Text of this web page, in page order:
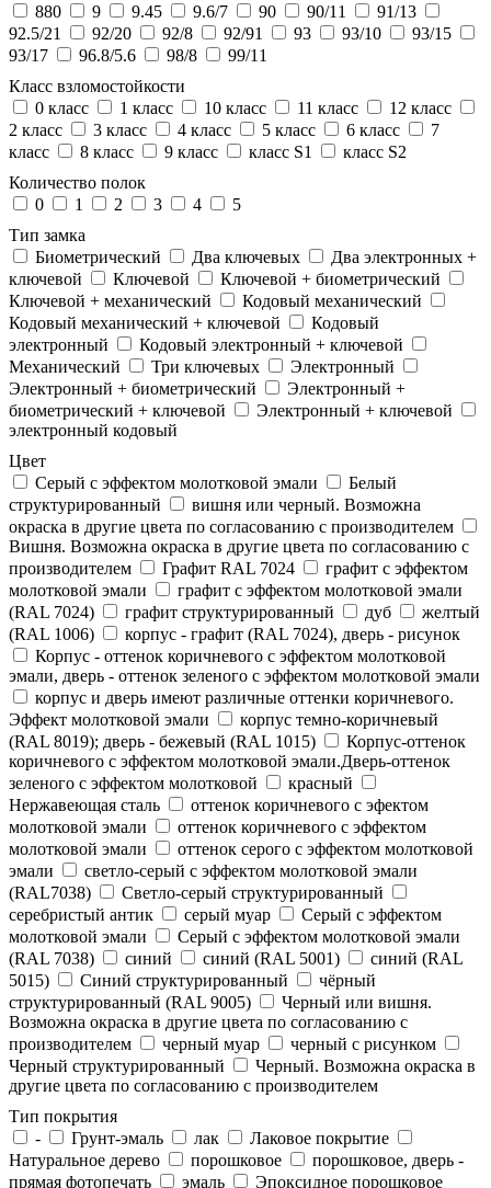
880
9 9.45 9.6/7 90 90/11
91/13
92.5/21
92/20 92/8 92/91 93 93/10
93/15
93/17
96.8/5.6 98/8
99/11
Класс взломостойкости
0 класс
1 класс 10 класс 11 класс
12 класс
2 класс
3 класс 4 класс 5 класс 6 класс
7
класс
8 класс 9 класс класс S1
класс S2
Количество полок
0
1 2 3 4
5
Тип замка
Биометрический
Два ключевых
Два электронныx +
ключевой
Ключевой
Ключевой + биометрический
Ключевой + механический
Кодовый механический
Кодовый механический + ключевой
Кодовый
электронный
Кодовый электронный + ключевой
Механический
Три ключевых
Электронный
Электронный + биометрический
Электронный +
биометрический + ключевой
Электронный + ключевой
электронный кодовый
Цвет
Cерый с эффектом молотковой эмали
Белый
структурированный
вишня или черный. Возможна
окраска в другие цвета по согласованию с производителем
Вишня. Возможна окраска в другие цвета по согласованию с
производителем
Графит RAL 7024
графит с эффектом
молотковой эмали
графит с эффектом молотковой эмали
(RAL 7024)
графит структурированный дуб
желтый
(RAL 1006)
корпус - графит (RAL 7024), дверь - рисунок
Корпус - оттенок коричневого с эффектом молотковой
эмали, дверь - оттенок зеленого с эффектом молотковой эмали
корпус и дверь имеют различные оттенки коричневого.
Эффект молотковой эмали
корпус темно-коричневый
(RAL 8019); дверь - бежевый (RAL 1015)
Корпус-оттенок
коричневого с эффектом молотковой эмали.Дверь-оттенок
зеленого с эффектом молотковой
красный
Нержавеющая сталь
оттенок коричневого с эфектом
молотковой эмали
оттенок коричневого с эффектом
молотковой эмали
оттенок серого с эффектом молотковой
эмали
светло-серый с эффектом молотковой эмали
(RAL7038)
Светло-серый структурированный
серебристый антик
серый муар
Серый с эффектом
молотковой эмали
Серый с эффектом молотковой эмали
(RAL 7038)
синий синий (RAL 5001)
синий (RAL
5015)
Синий структурированный
чёрный
структурированный (RAL 9005)
Черный или вишня.
Возможна окраска в другие цвета по согласованию с
производителем
черный муар
черный с рисунком
Черный структурированный
Черный. Возможна окраска в
другие цвета по согласованию с производителем
Тип покрытия
-
Грунт-эмаль лак
Лаковое покрытие
Натуральное дерево
порошковое
порошковое, дверь -
прямая фотопечать
эмаль Эпоксидное порошковое